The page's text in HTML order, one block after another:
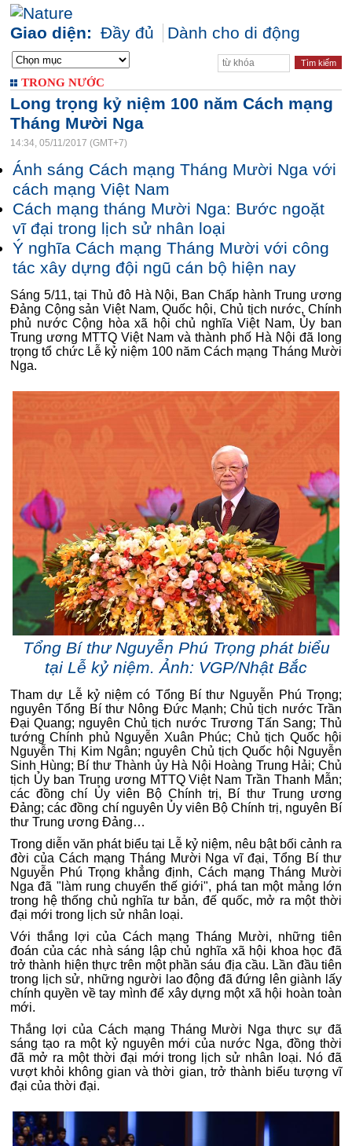
Giao diện: Đầy đủ Dành cho di động
TRONG NƯỚC
Long trọng kỷ niệm 100 năm Cách mạng
Tháng Mười Nga
14:34, 05/11/2017 (GMT+7)
Ánh sáng Cách mạng Tháng Mười Nga với
cách mạng Việt Nam
Cách mạng tháng Mười Nga: Bước ngoặt
vĩ đại trong lịch sử nhân loại
Ý nghĩa Cách mạng Tháng Mười với công
tác xây dựng đội ngũ cán bộ hiện nay
Sáng 5/11, tại Thủ đô Hà Nội, Ban Chấp hành Trung ương
Đảng Cộng sản Việt Nam, Quốc hội, Chủ tịch nước, Chính
phủ nước Cộng hòa xã hội chủ nghĩa Việt Nam, Ủy ban
Trung ương MTTQ Việt Nam và thành phố Hà Nội đã long
trọng tổ chức Lễ kỷ niệm 100 năm Cách mạng Tháng Mười
Nga.
Tổng Bí thư Nguyễn Phú Trọng phát biểu
tại Lễ kỷ niệm. Ảnh: VGP/Nhật Bắc
Tham dự Lễ kỷ niệm có Tổng Bí thư Nguyễn Phú Trọng;
nguyên Tổng Bí thư Nông Đức Mạnh; Chủ tịch nước Trần
Đại Quang; nguyên Chủ tịch nước Trương Tấn Sang; Thủ
tướng Chính phủ Nguyễn Xuân Phúc; Chủ tịch Quốc hội
Nguyễn Thị Kim Ngân; nguyên Chủ tịch Quốc hội Nguyễn
Sinh Hùng; Bí thư Thành ủy Hà Nội Hoàng Trung Hải; Chủ
tịch Ủy ban Trung ương MTTQ Việt Nam Trần Thanh Mẫn;
các đồng chí Ủy viên Bộ Chính trị, Bí thư Trung ương
Đảng; các đồng chí nguyên Ủy viên Bộ Chính trị, nguyên Bí
thư Trung ương Đảng…
Trong diễn văn phát biểu tại Lễ kỷ niệm, nêu bật bối cảnh ra
đời của Cách mạng Tháng Mười Nga vĩ đại, Tổng Bí thư
Nguyễn Phú Trọng khẳng định, Cách mạng Tháng Mười
Nga đã "làm rung chuyển thế giới", phá tan một mảng lớn
trong hệ thống chủ nghĩa tư bản, đế quốc, mở ra một thời
đại mới trong lịch sử nhân loại.
Với thắng lợi của Cách mạng Tháng Mười, những tiên
đoán của các nhà sáng lập chủ nghĩa xã hội khoa học đã
trở thành hiện thực trên một phần sáu địa cầu. Lần đầu tiên
trong lịch sử, những người lao động đã đứng lên giành lấy
chính quyền về tay mình để xây dựng một xã hội hoàn toàn
mới.
Thắng lợi của Cách mạng Tháng Mười Nga thực sự đã
sáng tạo ra một kỷ nguyên mới của nước Nga, đồng thời
đã mở ra một thời đại mới trong lịch sử nhân loại. Nó đã
vượt khỏi không gian và thời gian, trở thành biểu tượng vĩ
đại của thời đại.